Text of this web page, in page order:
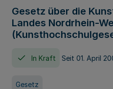
Gesetz über die
Landes Nordrhein-
In Kraft Seit 01. April
Gesetz